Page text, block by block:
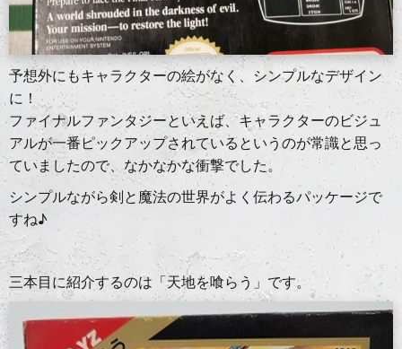
予想外にもキャラクターの絵がなく、シンプルなデザイン
に！
ファイナルファンタジーといえば、キャラクターのビジュ
アルが一番ピックアップされているというのが常識と思っ
ていましたので、なかなかな衝撃でした。
シンプルながら剣と魔法の世界がよく伝わるパッケージで
すね♪
三本目に紹介するのは「天地を喰らう」です。